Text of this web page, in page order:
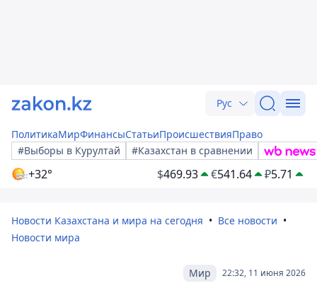
Рус
ПолитикаМирФинансыСтатьиПроисшествияПраво
#Выборы в Курултай
#Казахстан в сравнении
+32° $469.93 €541.64 ₽5.71
Новости Казахстана и мира на сегодня
Все новости
Новости мира
22:32, 11 июня 2026
Мир